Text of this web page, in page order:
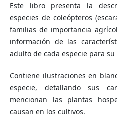
Este libro presenta la
especies de coleópteros
familias de importancia
información de las
adulto de cada especie para
Contiene ilustraciones en
especie, detallando sus
mencionan las plantas
causan en los cultivos.